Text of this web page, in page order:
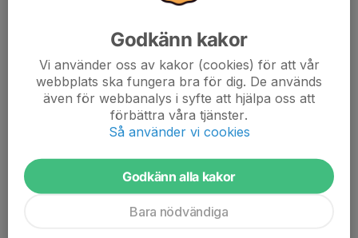
Avgiften faktureras ut via mail till målsmän från vår
hemsida Svenska lag. Summan inkluderar
medlemsavgift/deltagaravgift som är uppdelad på fakturan.
Går ju även betala direkt till föreningen på Bankgiro 522-
0470 eller swish 1231830520.
Märk betalningen med barnets
namn och personnummer*
familjemedlemskap
*Föreningens integretitspolicy
Godkänn kakor
Vi använder oss av kakor (cookies) för att vår
webbplats ska fungera bra för dig. De används
även för webbanalys i syfte att hjälpa oss att
förbättra våra tjänster.
Så använder vi cookies
Godkänn alla kakor
Bara nödvändiga